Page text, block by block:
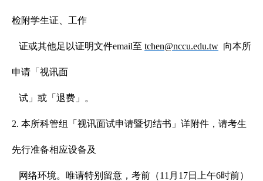
检附学生证、工作
证或其他足以证明文件email至 tchen@nccu.edu.tw 向本所
申请「视讯面
试」或「退费」。
2. 本所科管组「视讯面试申请暨切结书」详附件，请考生
先行准备相应设备及
网络环境。唯请特别留意，考前（11月17日上午6时前）